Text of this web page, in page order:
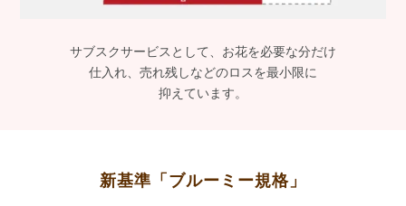
サブスクサービスとして、お花を必要な分だけ
仕入れ、売れ残しなどのロスを最小限に
抑えています。
新基準「ブルーミー規格」